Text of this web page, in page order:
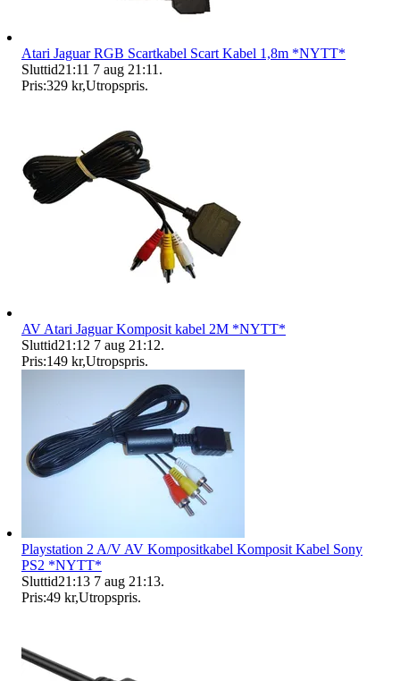
Atari Jaguar RGB Scartkabel Scart Kabel 1,8m *NYTT*
Sluttid21:11 7 aug 21:11 .
Pris:329 kr,Utropspris.
AV Atari Jaguar Komposit kabel 2M *NYTT*
Sluttid21:12 7 aug 21:12.
Pris:149 kr,Utropspris.
Playstation 2 A/V AV Kompositkabel Komposit Kabel Sony
PS2 *NYTT*
Sluttid21:13 7 aug 21:13.
Pris:49 kr,Utropspris.